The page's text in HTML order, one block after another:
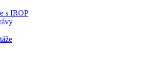
s IROP